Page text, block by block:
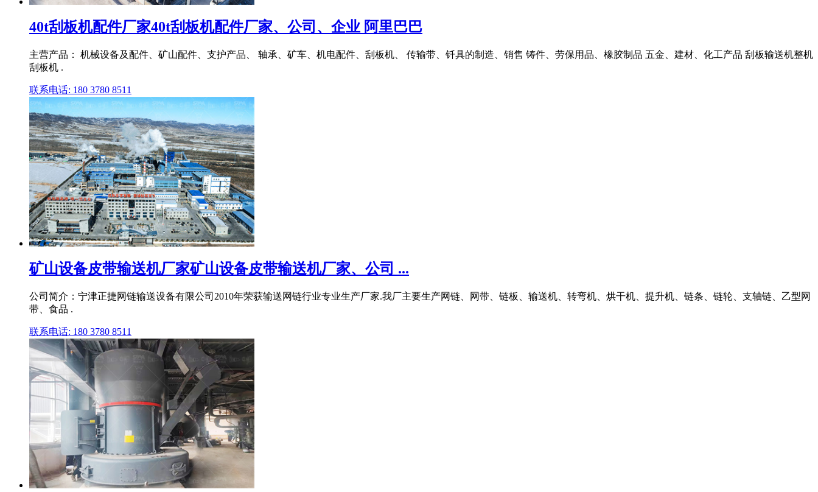
40t刮板机配件厂家40t刮板机配件厂家、公司、企业 阿里巴巴
主营产品： 机械设备及配件、矿山配件、支护产品、 轴承、矿车、机电配件、刮板机、 传输带、钎具的制造、销售 铸件、劳保用品、橡胶制品 五金、建材、化工产品 刮板输送机整机
刮板机 .
联系电话: 180 3780 8511
矿山设备皮带输送机厂家矿山设备皮带输送机厂家、公司 ...
公司简介：宁津正捷网链输送设备有限公司2010年荣获输送网链行业专业生产厂家.我厂主要生产网链、网带、链板、输送机、转弯机、烘干机、提升机、链条、链轮、支轴链、乙型网
带、食品 .
联系电话: 180 3780 8511